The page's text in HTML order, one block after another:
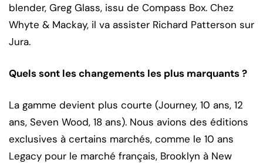
blender, Greg Glass, issu de Compass Box. Chez
Whyte & Mackay, il va assister Richard Patterson sur
Jura.
Quels sont les changements les plus marquants ?
La gamme devient plus courte (Journey, 10 ans, 12
ans, Seven Wood, 18 ans). Nous avions des éditions
exclusives à certains marchés, comme le 10 ans
Legacy pour le marché français, Brooklyn à New